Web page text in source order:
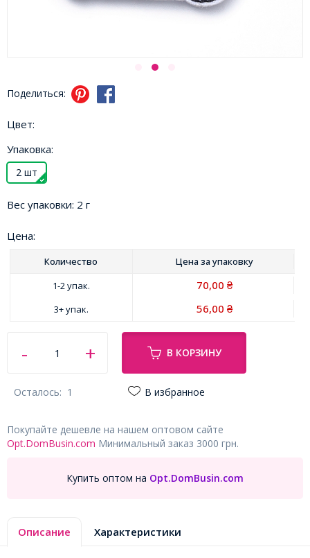
Поделиться:
Цвет:
Упаковка:
2 шт
Вес упаковки: 2 г
Цена:
Количество Цена за упаковку
1-2 упак.
70,00 ₴
3+ упак. 56,00 ₴
В КОРЗИНУ
Осталось: 1 В избранное
Покупайте дешевле на нашем оптовом сайте
Opt.DomBusin.com Минимальный заказ 3000 грн.
Купить оптом на Opt.DomBusin.com
Описание Характеристики